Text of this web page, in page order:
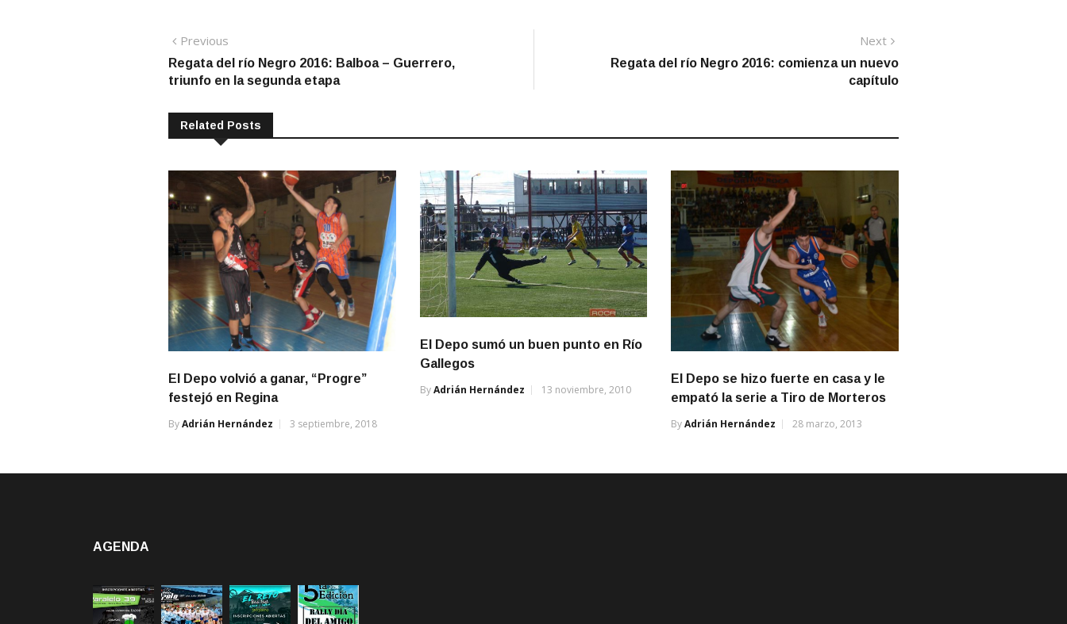
Navegación
de
Previous
post:
Regata del río Negro 2016: Balboa – Guerrero,
triunfo en la segunda etapa
Next
post:
Regata del río Negro 2016: comienza un nuevo
capítulo
Related Posts
El Depo volvió a ganar, “Progre”
festejó en Regina
ByAdrián Hernández 3 septiembre, 2018
El Depo sumó un buen punto en Río
Gallegos
ByAdrián Hernández 13 noviembre, 2010
El Depo se hizo fuerte en casa y le
empató la serie a Tiro de Morteros
ByAdrián Hernández 28 marzo, 2013
AGENDA